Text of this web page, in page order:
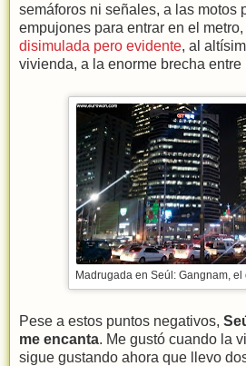
semáforos ni señales, a las motos
empujones para entrar en el metro,
disimulada pero evidente, al
vivienda, a la enorme brecha entre
Madrugada en Seúl: Gangnam, el
Pese a estos puntos negativos,
me encanta. Me gustó cuando la
sigue gustando ahora que llevo